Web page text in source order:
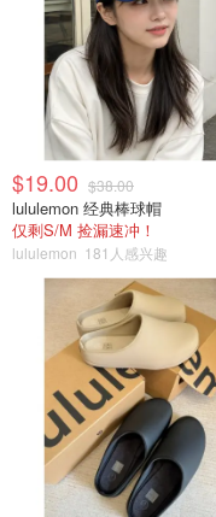
$19.00 $38.00
lululemon 经典棒球帽
仅剩S/M 捡漏速冲！
lululemon 181人感兴趣